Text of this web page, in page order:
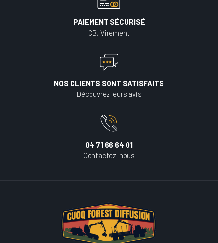
PAIEMENT SÉCURISÉ
CB, Virement
NOS CLIENTS SONT SATISFAITS
Découvrez leurs avis
04 71 66 64 01
Contactez-nous